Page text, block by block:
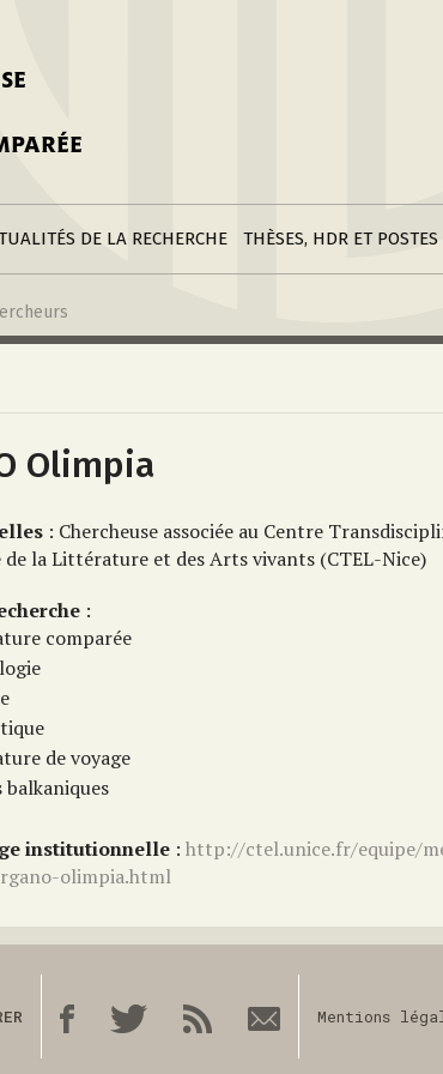
DE LA RECHERCHE
Divers
Soumettre une
annonce
THÈSES, HDR ET POSTES
Postes
Olimpia
: Chercheuse associée au Centre
la Littérature et des Arts vivants (CTEL-Nice)
:
comparée
de voyage
balkaniques
institutionnelle :http://ctel.unice.fr/equipe/
olimpia.html
Mentions